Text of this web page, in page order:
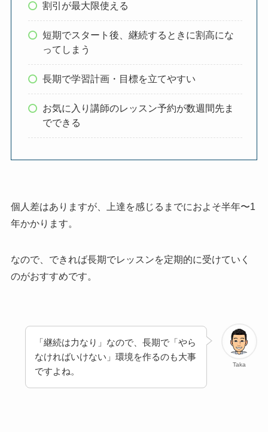
割引が最大限使える
短期でスタート後、継続するときに割高にな
ってしまう
長期で学習計画・目標を立てやすい
お気に入り講師のレッスン予約が数週間先ま
でできる
個人差はありますが、上達を感じるまでにおよそ半年〜1
年かかります。
なので、できれば長期でレッスンを定期的に受けていく
のがおすすめです。
Taka
「継続は力なり」なので、長期で「やら
なければいけない」環境を作るのも大事
ですよね。